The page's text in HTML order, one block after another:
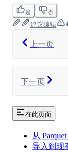
是 否
建议编辑
上一页
下一页
在此页面
从
导入到现